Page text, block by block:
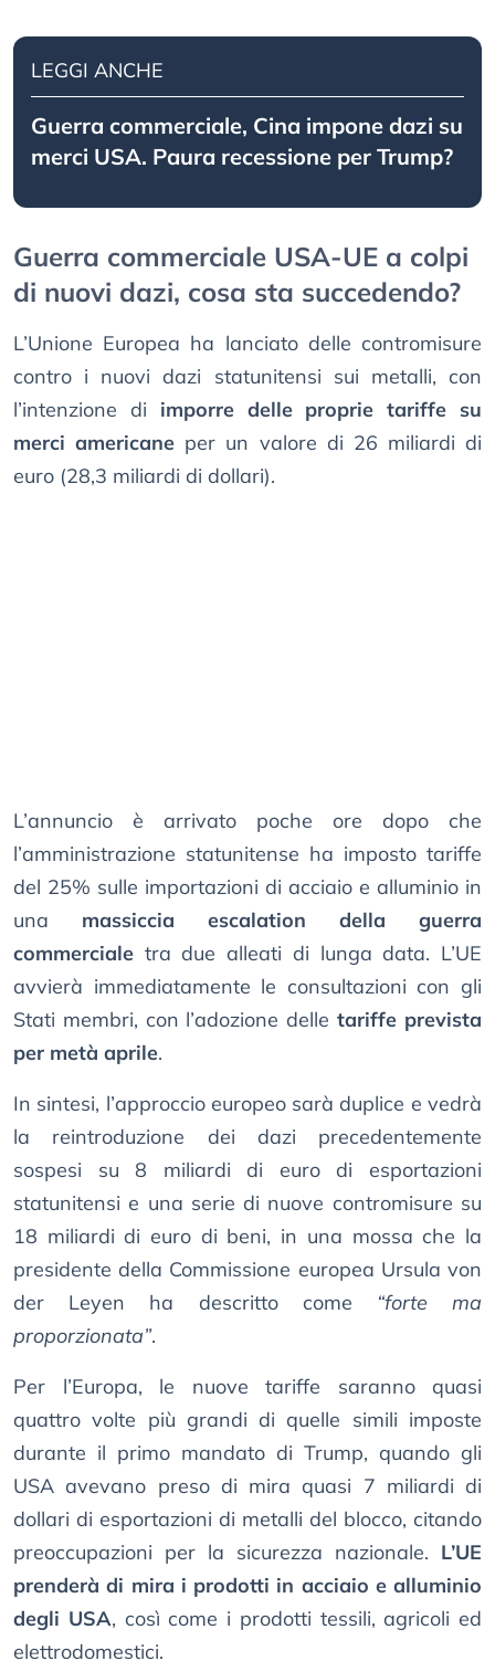
LEGGI ANCHE
Guerra commerciale, Cina impone dazi su
merci USA. Paura recessione per Trump?
Guerra commerciale USA-UE a colpi
di nuovi dazi, cosa sta succedendo?
L’Unione Europea ha lanciato delle contromisure
contro i nuovi dazi statunitensi sui metalli, con
l’intenzione di imporre delle proprie tariffe su
merci americane per un valore di 26 miliardi di
euro (28,3 miliardi di dollari).
L’annuncio è arrivato poche ore dopo che
l’amministrazione statunitense ha imposto tariffe
del 25% sulle importazioni di acciaio e alluminio in
una massiccia escalation della guerra
commerciale tra due alleati di lunga data. L’UE
avvierà immediatamente le consultazioni con gli
Stati membri, con l’adozione delletariffe prevista
per metà aprile.
In sintesi, l’approccio europeo sarà duplice e vedrà
la reintroduzione dei dazi precedentemente
sospesi su 8 miliardi di euro di esportazioni
statunitensi e una serie di nuove contromisure su
18 miliardi di euro di beni, in una mossa che la
presidente della Commissione europea Ursula von
der Leyen ha descritto come “forte ma
proporzionata”.
Per l’Europa, le nuove tariffe saranno quasi
quattro volte più grandi di quelle simili imposte
durante il primo mandato di Trump, quando gli
USA avevano preso di mira quasi 7 miliardi di
dollari di esportazioni di metalli del blocco, citando
preoccupazioni per la sicurezza nazionale. L’UE
prenderà di mira i prodotti in acciaio e alluminio
degli USA, così come i prodotti tessili, agricoli ed
elettrodomestici.